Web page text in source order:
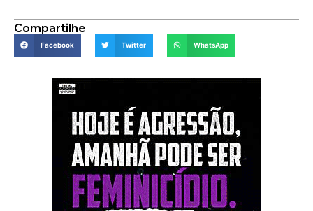
Compartilhe
Facebook Twitter WhatsApp